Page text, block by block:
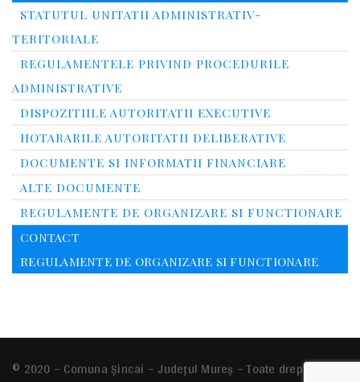
STATUTUL UNITATII ADMINISTRATIV-
TERITORIALE
REGULAMENTELE PRIVIND PROCEDURILE
ADMINISTRATIVE
DISPOZITIILE AUTORITATII EXECUTIVE
HOTARARILE AUTORITATII DELIBERATIVE
DOCUMENTE SI INFORMATII FINANCIARE
ALTE DOCUMENTE
REGULAMENTE DE ORGANIZARE SI FUNCTIONARE
CONTACT
REGULAMENTE DE ORGANIZARE SI FUNCTIONARE
© 2020 – Comuna Şincai – Județul Mureș – Toate drepturile